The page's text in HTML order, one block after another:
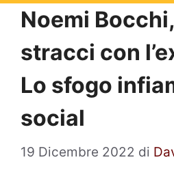
Noemi
stracci con
Lo sfogo
social
19 Dicembre 2022 di